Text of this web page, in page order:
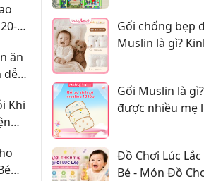
ăn
dễ
Khi
Gối chống bẹp
Muslin là gì?
Gối Muslin là
được nhiều mẹ
Đồ Chơi Lúc Lắc
Bé - Món Đồ